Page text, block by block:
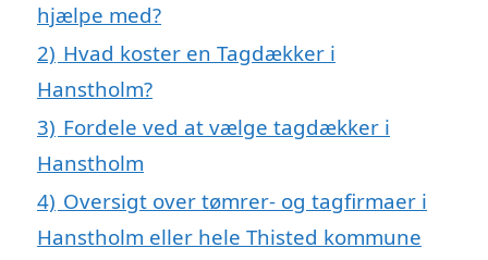
hjælpe med?
2) Hvad koster en Tagdækker i
Hanstholm?
3) Fordele ved at vælge tagdækker i
Hanstholm
4) Oversigt over tømrer- og tagfirmaer i
Hanstholm eller hele Thisted kommune